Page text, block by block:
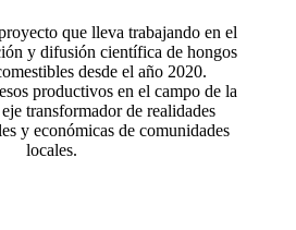
que lleva trabajando en el
y difusión científica de hongos
desde el año 2020.
productivos en el campo de la
transformador de realidades
y económicas de comunidades
locales.